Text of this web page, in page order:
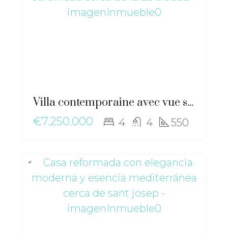
Villa contemporaine avec vue sur la mer à Cas Mut : luxe, design et sérénité près de la ville d’Ibiza – ri-2517
€7.250.000
4 4 550